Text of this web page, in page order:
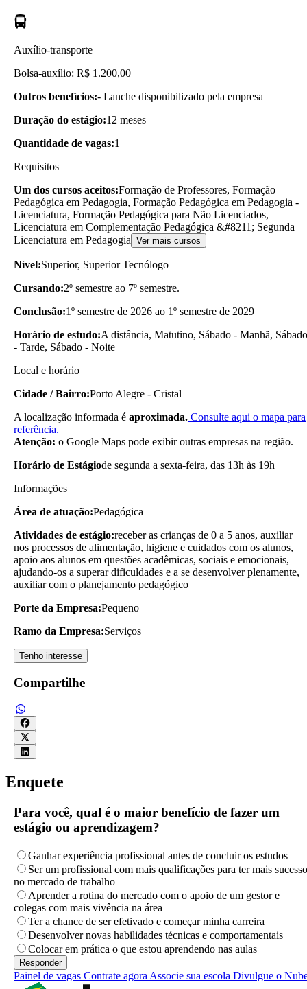
Auxílio-transporte
Bolsa-auxílio: R$ 1.200,00
Outros benefícios:- Lanche disponibilizado pela empresa
Duração do estágio:12 meses
Quantidade de vagas:1
Requisitos
Um dos cursos aceitos:Formação de Professores, Formação
Pedagógica em Pedagogia, Formação Pedagógica em Pedagogia -
Licenciatura, Formação Pedagógica para Não Licenciados,
Licenciatura em Complementação Pedagógica &#8211; Segunda
Licenciatura em Pedagogia Ver mais cursos
Nível:Superior, Superior Tecnólogo
Cursando:2º semestre ao 7º semestre.
Conclusão:1º semestre de 2026 ao 1º semestre de 2029
Horário de estudo:A distância, Matutino, Sábado - Manhã, Sábado
- Tarde, Sábado - Noite
Local e horário
Cidade / Bairro:Porto Alegre - Cristal
A localização informada é aproximada. Consulte aqui o mapa para
referência.
Atenção: o Google Maps pode exibir outras empresas na região.
Horário de Estágiode segunda a sexta-feira, das 13h às 19h
Informações
Área de atuação:Pedagógica
Atividades de estágio:receber as crianças de 0 a 5 anos, auxiliar
nos processos de alimentação, higiene e cuidados com os alunos,
apoio aos alunos em questões acadêmicas, sociais e emocionais,
ajudando-os a superar dificuldades e a se desenvolver plenamente,
auxiliar com o planejamento pedagógico
Porte da Empresa:Pequeno
Ramo da Empresa:Serviços
Tenho interesse
Compartilhe
Enquete
Para você, qual é o maior benefício de fazer um
estágio ou aprendizagem?
Ganhar experiência profissional antes de concluir os estudos
Ser um profissional com mais qualificações para ter mais sucesso
no mercado de trabalho
Aprender a rotina do mercado com o apoio de um gestor e
colegas com mais vivência na área
Ter a chance de ser efetivado e começar minha carreira
Desenvolver novas habilidades técnicas e comportamentais
Colocar em prática o que estou aprendendo nas aulas
Painel de vagas Contrate agora Associe sua escola Divulgue o